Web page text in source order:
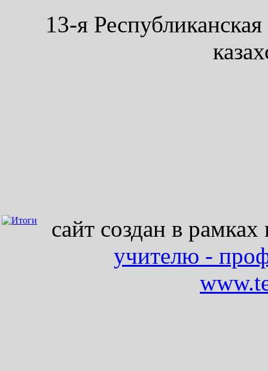
13-я
сайт создан в
учителю -